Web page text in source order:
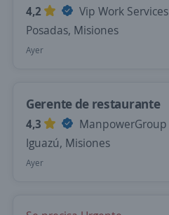
4,2
Vip Work Services
Posadas, Misiones
Ayer
Gerente de restaurante
4,3
ManpowerGroup
Iguazú, Misiones
Ayer